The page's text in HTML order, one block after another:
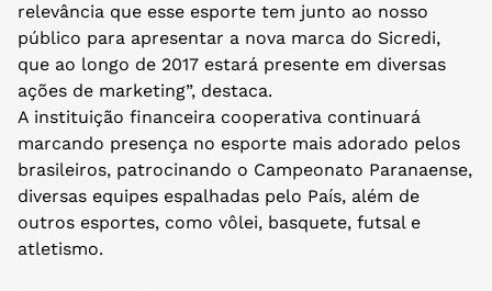
relevância que esse esporte tem junto ao nosso
público para apresentar a nova marca do Sicredi,
que ao longo de 2017 estará presente em diversas
ações de marketing”, destaca.
A instituição financeira cooperativa continuará
marcando presença no esporte mais adorado pelos
brasileiros, patrocinando o Campeonato Paranaense,
diversas equipes espalhadas pelo País, além de
outros esportes, como vôlei, basquete, futsal e
atletismo.